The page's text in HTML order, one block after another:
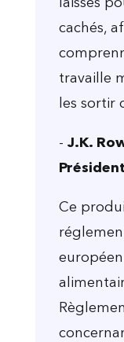
laissés
cachés,
travaille
les sortir
- J.K.
Ce